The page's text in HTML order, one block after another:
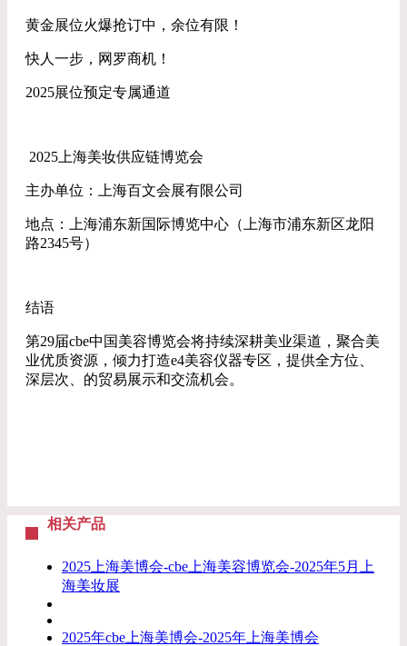
黄金展位火爆抢订中，余位有限！
快人一步，网罗商机！
2025展位预定专属通道
2025上海美妆供应链博览会
主办单位：上海百文会展有限公司
地点：上海浦东新国际博览中心（上海市浦东新区龙阳
路2345号）
结语
第29届cbe中国美容博览会将持续深耕美业渠道，聚合美
业优质资源，倾力打造e4美容仪器专区，提供全方位、
深层次、的贸易展示和交流机会。
相关产品
2025上海美博会-cbe上海美容博览会-2025年5月上
海美妆展
2025年cbe上海美博会-2025年上海美博会